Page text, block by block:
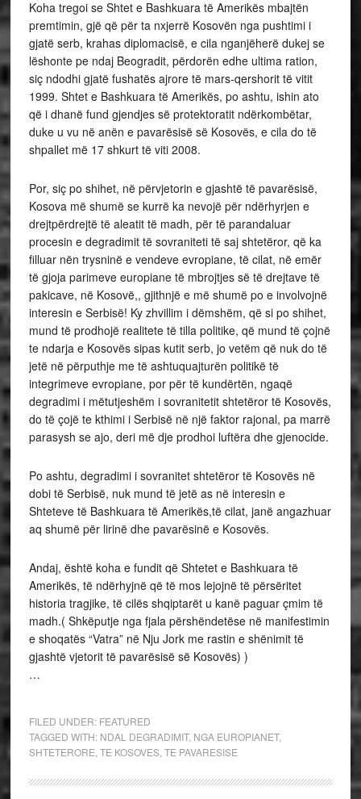
Koha tregoi se Shtet e Bashkuara të Amerikës mbajtën
premtimin, gjë që për ta nxjerrë Kosovën nga pushtimi i
gjatë serb, krahas diplomacisë, e cila nganjëherë dukej se
lëshonte pe ndaj Beogradit, përdorën edhe ultima ration,
siç ndodhi gjatë fushatës ajrore të mars-qershorit të vitit
1999. Shtet e Bashkuara të Amerikës, po ashtu, ishin ato
që i dhanë fund gjendjes së protektoratit ndërkombëtar,
duke u vu në anën e pavarësisë së Kosovës, e cila do të
shpallet më 17 shkurt të viti 2008.
Por, siç po shihet, në përvjetorin e gjashtë të pavarësisë,
Kosova më shumë se kurrë ka nevojë për ndërhyrjen e
drejtpërdrejtë të aleatit të madh, për të parandaluar
procesin e degradimit të sovraniteti të saj shtetëror, që ka
filluar nën trysninë e vendeve evropiane, të cilat, në emër
të gjoja parimeve europiane të mbrojtjes së të drejtave të
pakicave, në Kosovë,, gjithnjë e më shumë po e involvojnë
interesin e Serbisë! Ky zhvillim i dëmshëm, që si po shihet,
mund të prodhojë realitete të tilla politike, që mund të çojnë
te ndarja e Kosovës sipas kutit serb, jo vetëm që nuk do të
jetë në përputhje me të ashtuquajturën politikë të
integrimeve evropiane, por për të kundërtën, ngaqë
degradimi i mëtutjeshëm i sovranitetit shtetëror të Kosovës,
do të çojë te kthimi i Serbisë në një faktor rajonal, pa marrë
parasysh se ajo, deri më dje prodhoi luftëra dhe gjenocide.
Po ashtu, degradimi i sovranitet shtetëror të Kosovës në
dobi të Serbisë, nuk mund të jetë as në interesin e
Shteteve të Bashkuara të Amerikës,të cilat, janë angazhuar
aq shumë për lirinë dhe pavarësinë e Kosovës.
Andaj, është koha e fundit që Shtetet e Bashkuara të
Amerikës, të ndërhyjnë që të mos lejojnë të përsëritet
historia tragjike, të cilës shqiptarët u kanë paguar çmim të
madh.( Shkëputje nga fjala përshëndetëse në manifestimin
e shoqatës “Vatra” në Nju Jork me rastin e shënimit të
gjashtë vjetorit të pavarësisë së Kosovës) )
…
FILED UNDER: FEATURED
TAGGED WITH: NDAL DEGRADIMIT, NGA EUROPIANET,
SHTETERORE TE KOSOVES, TE PAVARESISE